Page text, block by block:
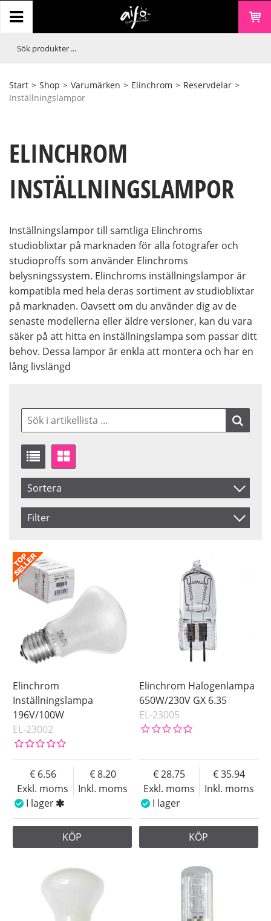
Start > Shop > Varumärken > Elinchrom > Reservdelar >
Inställningslampor
ELINCHROM
INSTÄLLNINGSLAMPOR
Inställningslampor till samtliga Elinchroms
studioblixtar på marknaden för alla fotografer och
studioproffs som använder Elinchroms
belysningssystem. Elinchroms inställningslampor är
kompatibla med hela deras sortiment av studioblixtar
på marknaden. Oavsett om du använder dig av de
senaste modellerna eller äldre versioner, kan du vara
säker på att hitta en inställningslampa som passar ditt
behov. Dessa lampor är enkla att montera och har en
lång livslängd
Sortera
Artikelkod
Filter
Pris
I lager
Elinchrom
Inställningslampa
196V/100W
EL-23002
Exkl. moms
6.56
Inkl. moms
8.20
I lager
KÖP
Elinchrom Halogenlampa
650W/230V GX 6.35
EL-23005
Exkl. moms
28.75
Inkl. moms
35.94
I lager
KÖP